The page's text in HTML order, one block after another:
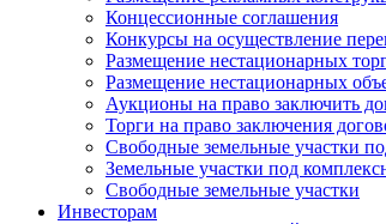
Концессионные соглашения
Конкурсы на осуществление
Размещение нестационарных
Размещение нестационарных
Аукционы на право заключить
Торги на право заключения
Свободные земельные участки
Земельные участки под
Свободные земельные участки
Инвесторам